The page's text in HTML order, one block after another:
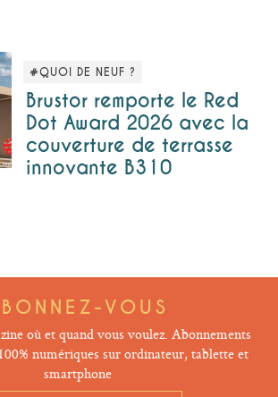
#QUOI DE NEUF ?
Brustor remporte le Red
Dot Award 2026 avec la
couverture de terrasse
innovante B310
VOUS
où et quand vous voulez. Abonnements
numériques sur ordinateur, tablette et
smartphone